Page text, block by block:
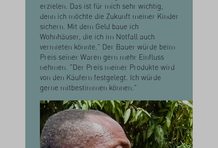
erzielen. Das ist für mich sehr wichtig,
denn ich möchte die Zukunft meiner Kinder
sichern. Mit dem Geld baue ich
Wohnhäuser, die ich im Notfall auch
vermieten könnte." Der Bauer würde beim
Preis seiner Waren gern mehr Einfluss
nehmen. "Der Preis meiner Produkte wird
von den Käufern festgelegt. Ich würde
gerne mitbestimmen können."